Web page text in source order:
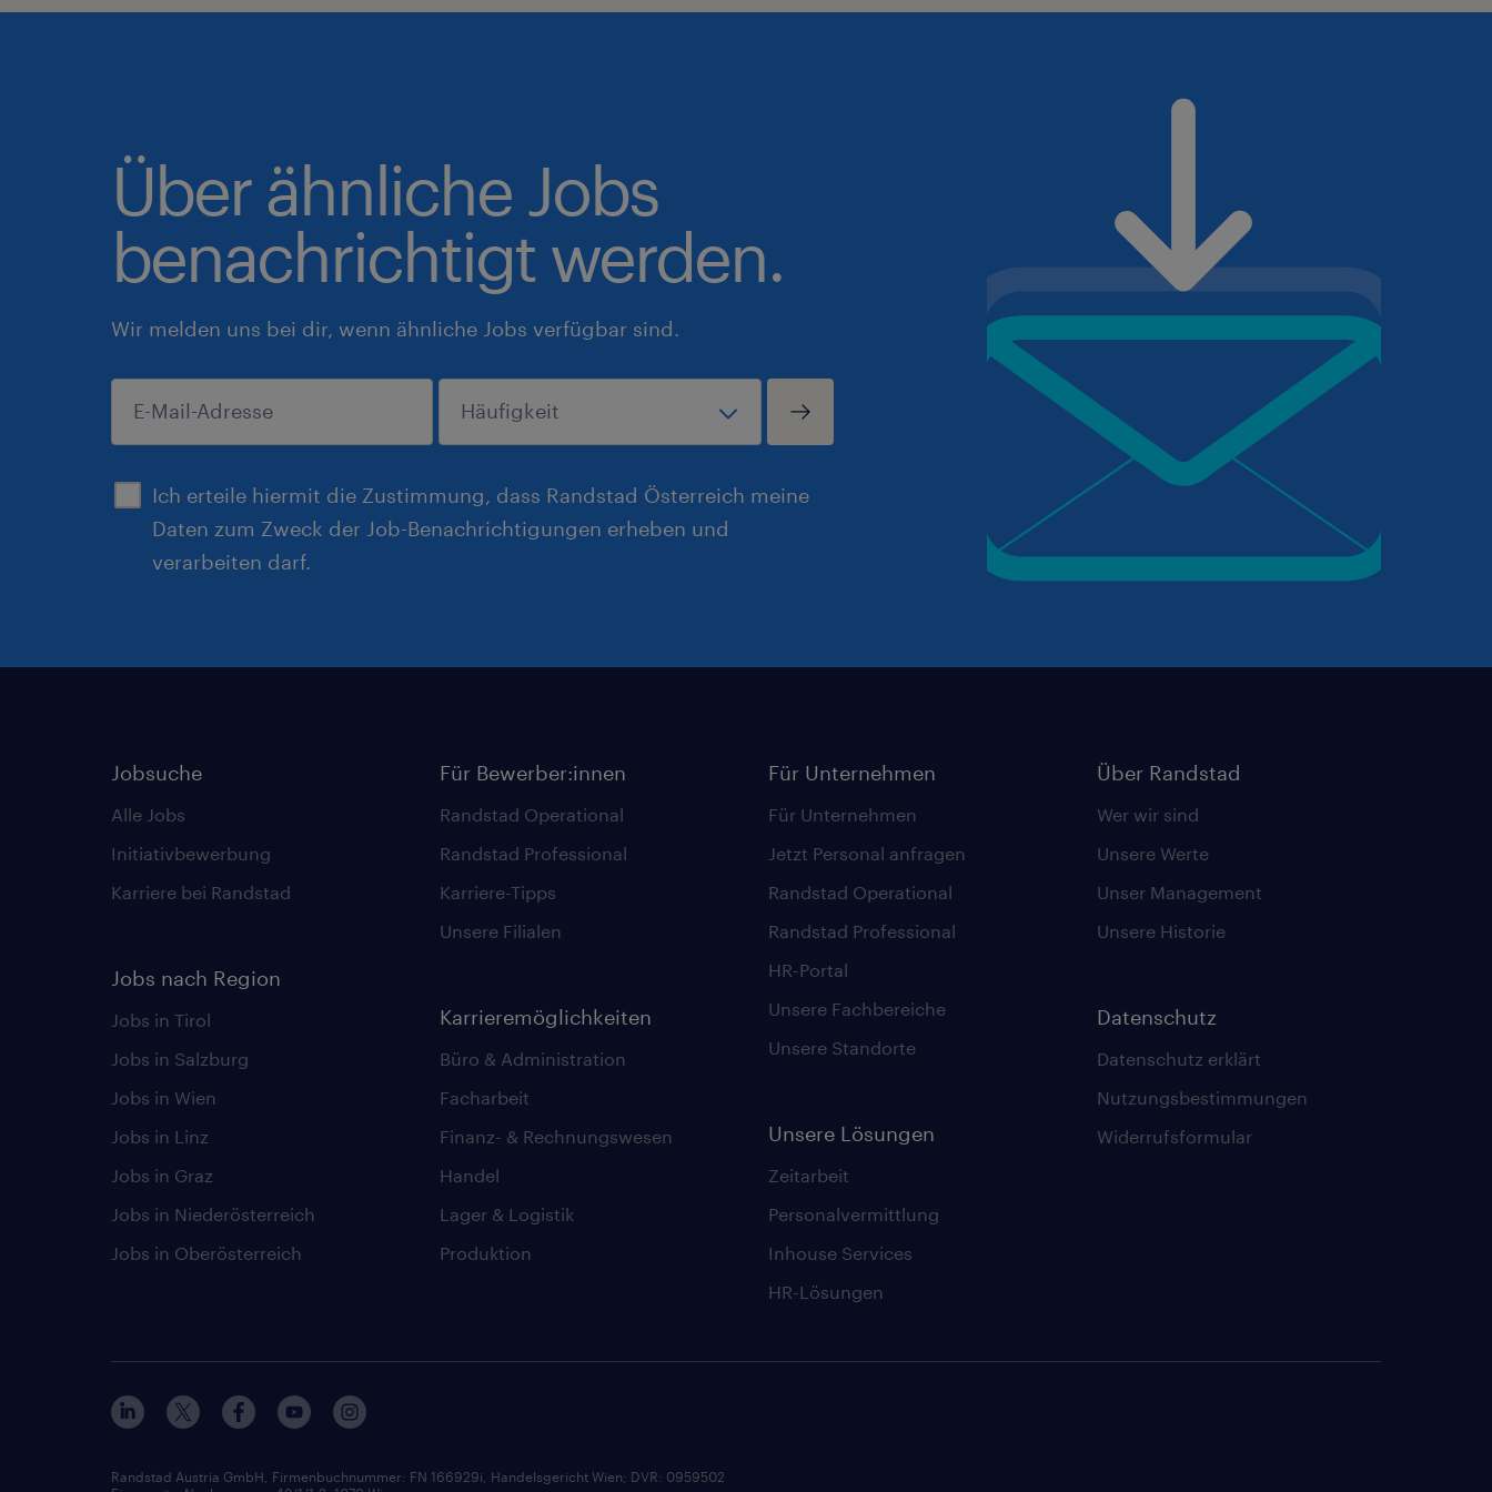
Über ähnliche Jobs
benachrichtigt werden.
Wir melden uns bei dir, wenn ähnliche Jobs verfügbar sind.
Ich erteile hiermit die Zustimmung, dass Randstad Österreich meine
Daten zum Zweck der Job-Benachrichtigungen erheben und
verarbeiten darf.
einreichen
Jobsuche
Alle Jobs
Initiativbewerbung
Karriere bei Randstad
Jobs nach Region
Jobs in Tirol
Jobs in Salzburg
Jobs in Wien
Jobs in Linz
Jobs in Graz
Jobs in Niederösterreich
Jobs in Oberösterreich
Für Bewerber:innen
Randstad Operational
Randstad Professional
Karriere-Tipps
Unsere Filialen
Karrieremöglichkeiten
Büro & Administration
Facharbeit
Finanz- & Rechnungswesen
Handel
Lager & Logistik
Produktion
Für Unternehmen
Für Unternehmen
Jetzt Personal anfragen
Randstad Operational
Randstad Professional
HR-Portal
Unsere Fachbereiche
Unsere Standorte
Unsere Lösungen
Zeitarbeit
Personalvermittlung
Inhouse Services
HR-Lösungen
Über Randstad
Wer wir sind
Unsere Werte
Unser Management
Unsere Historie
Datenschutz
Datenschutz erklärt
Nutzungsbestimmungen
Widerrufsformular
Randstad Austria GmbH, Firmenbuchnummer: FN 166929i, Handelsgericht Wien; DVR: 0959502